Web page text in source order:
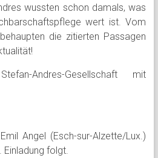
wussten schon damals, was
wert ist. Vom
die zitierten Passagen
Andres-Gesellschaft mit
Angel (Esch-sur-Alzette/Lux.)
Einladung folgt.